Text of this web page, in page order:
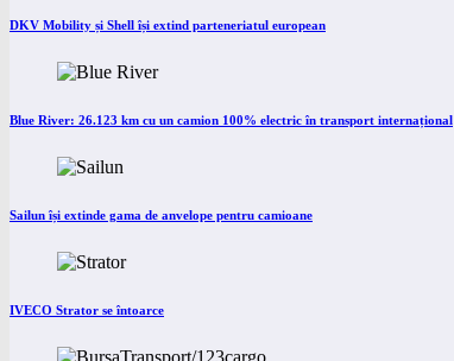
DKV Mobility și Shell își extind parteneriatul european
Blue River: 26.123 km cu un camion 100% electric în transport internațional
Sailun își extinde gama de anvelope pentru camioane
IVECO Strator se întoarce